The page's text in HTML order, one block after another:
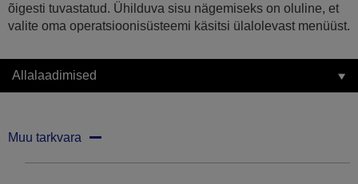
õigesti tuvastatud. Ühilduva sisu nägemiseks on oluline, et
valite oma operatsioonisüsteemi käsitsi ülalolevast menüüst.
Allalaadimised
Muu tarkvara